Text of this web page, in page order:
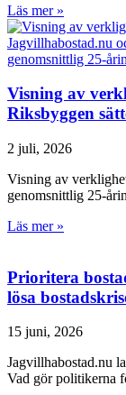
Läs mer »
Visning av
Riksbyggen
2 juli, 2026
Visning av
genomsnittlig 25-
Läs mer »
Prioritera
lösa
15 juni, 2026
Jagvillhabostad.nu
Vad gör politikerna